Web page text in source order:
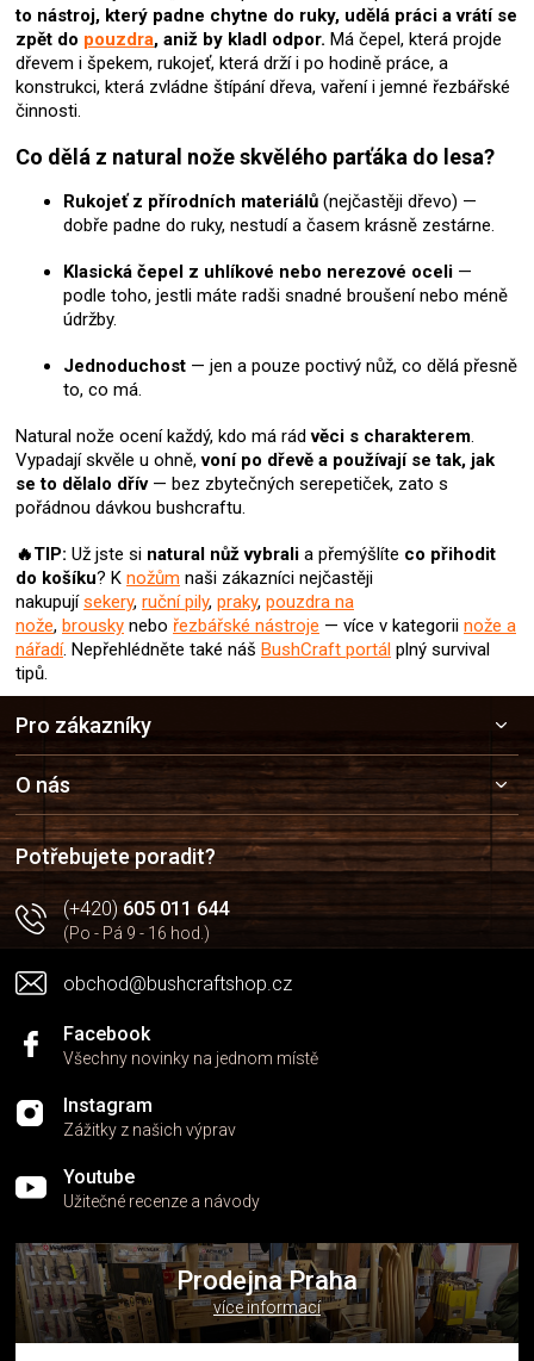
v
ý
p
i
to nástroj, který padne chytne do ruky, udělá práci a vrátí se
zpět do pouzdra, aniž by kladl odpor. Má čepel, která projde
dřevem i špekem, rukojeť, která drží i po hodině práce, a
konstrukci, která zvládne štípání dřeva, vaření i jemné řezbářské
činnosti.
Co dělá z natural nože skvělého parťáka do lesa?
Rukojeť z přírodních materiálů (nejčastěji dřevo) —
dobře padne do ruky, nestudí a časem krásně zestárne.
Klasická čepel z uhlíkové nebo nerezové oceli —
podle toho, jestli máte radši snadné broušení nebo méně
údržby.
Jednoduchost — jen a pouze poctivý nůž, co dělá přesně
to, co má.
Natural nože ocení každý, kdo má rádvěci s charakterem.
Vypadají skvěle u ohně,voní po dřevě a používají se tak, jak
se to dělalo dřív— bez zbytečných serepetiček, zato s
pořádnou dávkou bushcraftu.
🔥TIP: Už jste si natural nůžvybrali a přemýšlíte co přihodit
do košíku? K nožům naši zákazníci nejčastěji
nakupujísekery, ruční pily, praky, pouzdra na
nože, brousky nebo řezbářské nástroje — více v kategorii nože a
nářadí. Nepřehlédněte také náš BushCraft portál plný survival
tipů.
a
t
í
Pro zákazníky
O nás
Potřebujete poradit?
(+420)605 011 644
(Po - Pá 9 - 16 hod.)
obchod@bushcraftshop.cz
Facebook
Všechny novinky na jednom místě
Instagram
Zážitky z našich výprav
Youtube
Užitečné recenze a návody
Prodejna Praha
více informací